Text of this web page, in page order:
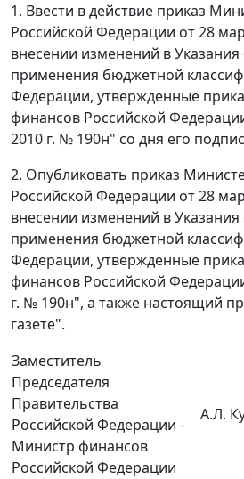
1. Ввести в действие приказ
Российской Федерации от 28
внесении изменений в Указания
применения бюджетной
Федерации, утвержденные
финансов Российской
2010 г. № 190н" со дня его
2. Опубликовать приказ
Российской Федерации от 28
внесении изменений в Указания
применения бюджетной
Федерации, утвержденные
финансов Российской
г. № 190н", а также настоящий
газете".
Заместитель
Председателя
Правительства
Российской Федерации -
Министр финансов
Российской Федерации
А.Л.